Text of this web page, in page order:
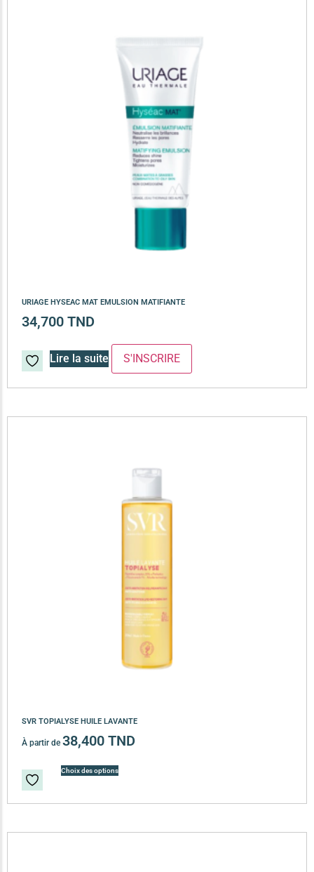
SVR TOPIALYSE HUILE LAVANTE
À partir de 38,400 TND
Choix des options
URIAGE HYSEAC MAT EMULSION MATIFIANTE
34,700 TND
Lire la suite